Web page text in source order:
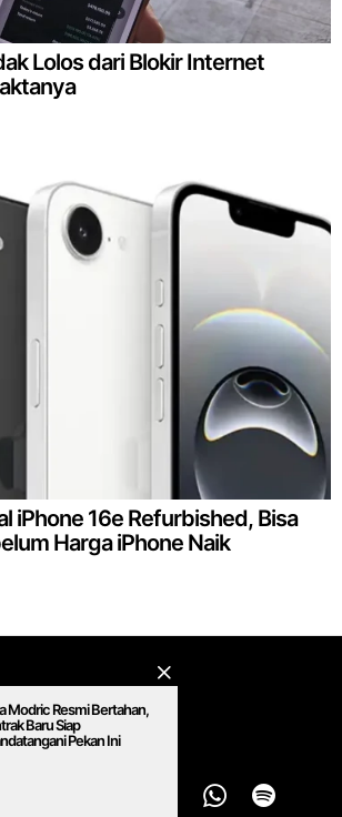
Lolos dari Blokir Internet
iPhone 16e Refurbished, Bisa
Harga iPhone Naik
Modric Resmi Bertahan,
Baru Siap
Pekan Ini